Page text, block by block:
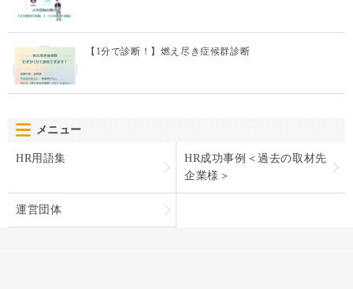
【1分で診断！】燃え尽き症候群診断
メニュー
HR用語集
HR成功事例＜過去の取材先
企業様＞
運営団体